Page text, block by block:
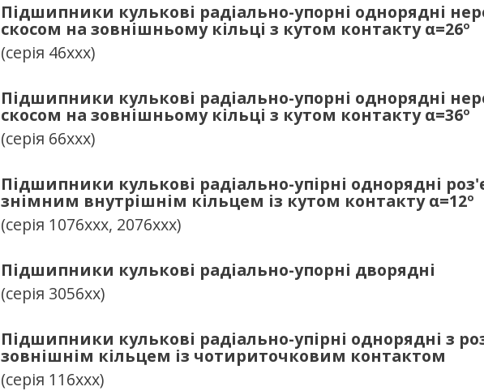
Підшипники кулькові радіально-упорні однорядні
скосом на зовнішньому кільці з кутом контактуα=26º
(серія 46ххх)
Підшипники кулькові радіально-упорні однорядні
скосом на зовнішньому кільці з кутом контактуα=36º
(серія 66ххх)
Підшипники кулькові радіально-упірні однорядні
знімним внутрішнім кільцем із кутом контактуα=12º
(серія 1076ххх, 2076ххх)
Підшипники кулькові радіально-упорні дворядні
(серія 3056хх)
Підшипники кулькові радіально-упірні однорядні з
зовнішнім кільцем із чотириточковим контактом
(серія 116ххх)